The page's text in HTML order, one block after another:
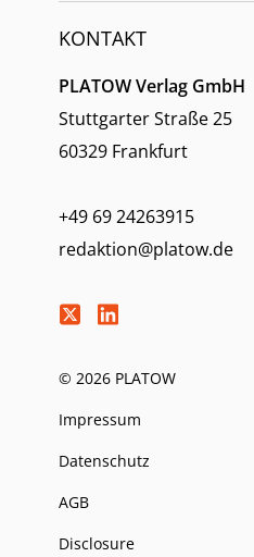
KONTAKT
PLATOW Verlag GmbH
Stuttgarter Straße 25
60329 Frankfurt
+49 69 24263915
redaktion@platow.de
© 2026 PLATOW
Impressum
Datenschutz
AGB
Disclosure